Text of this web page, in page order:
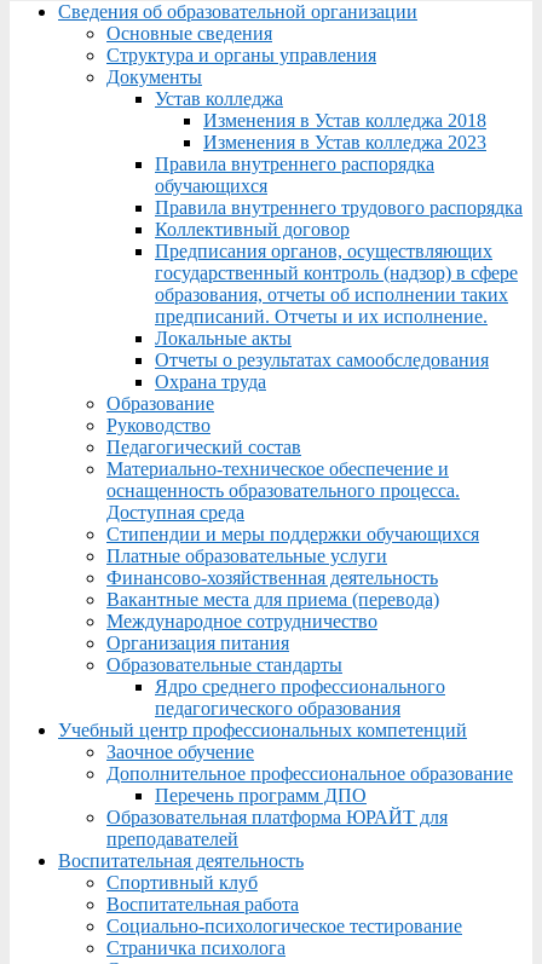
Menu
Сведения об образовательной организации
Основные сведения
Структура и органы управления
Документы
Устав колледжа
Изменения в Устав колледжа 2018
Изменения в Устав колледжа 2023
Правила внутреннего распорядка
обучающихся
Правила внутреннего трудового распорядка
Коллективный договор
Предписания органов, осуществляющих
государственный контроль (надзор) в сфере
образования, отчеты об исполнении таких
предписаний. Отчеты и их исполнение.
Локальные акты
Отчеты о результатах самообследования
Охрана труда
Образование
Руководство
Педагогический состав
Материально-техническое обеспечение и
оснащенность образовательного процесса.
Доступная среда
Стипендии и меры поддержки обучающихся
Платные образовательные услуги
Финансово-хозяйственная деятельность
Вакантные места для приема (перевода)
Международное сотрудничество
Организация питания
Образовательные стандарты
Ядро среднего профессионального
педагогического образования
Учебный центр профессиональных компетенций
Заочное обучение
Дополнительное профессиональное образование
Перечень программ ДПО
Образовательная платформа ЮРАЙТ для
преподавателей
Воспитательная деятельность
Спортивный клуб
Воспитательная работа
Социально-психологическое тестирование
Страничка психолога